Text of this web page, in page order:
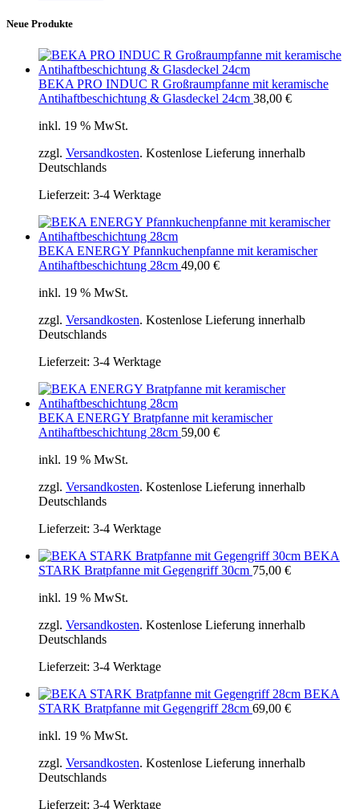
Neue Produkte
BEKA PRO INDUC R Großraumpfanne mit keramische
Antihaftbeschichtung & Glasdeckel 24cm 38,00 €
inkl. 19 % MwSt.
zzgl. Versandkosten. Kostenlose Lieferung innerhalb
Deutschlands
Lieferzeit: 3-4 Werktage
BEKA ENERGY Pfannkuchenpfanne mit keramischer
Antihaftbeschichtung 28cm 49,00 €
inkl. 19 % MwSt.
zzgl. Versandkosten. Kostenlose Lieferung innerhalb
Deutschlands
Lieferzeit: 3-4 Werktage
BEKA ENERGY Bratpfanne mit keramischer
Antihaftbeschichtung 28cm 59,00 €
inkl. 19 % MwSt.
zzgl. Versandkosten. Kostenlose Lieferung innerhalb
Deutschlands
Lieferzeit: 3-4 Werktage
BEKA
STARK Bratpfanne mit Gegengriff 30cm 75,00 €
inkl. 19 % MwSt.
zzgl. Versandkosten. Kostenlose Lieferung innerhalb
Deutschlands
Lieferzeit: 3-4 Werktage
BEKA
STARK Bratpfanne mit Gegengriff 28cm 69,00 €
inkl. 19 % MwSt.
zzgl. Versandkosten. Kostenlose Lieferung innerhalb
Deutschlands
Lieferzeit: 3-4 Werktage